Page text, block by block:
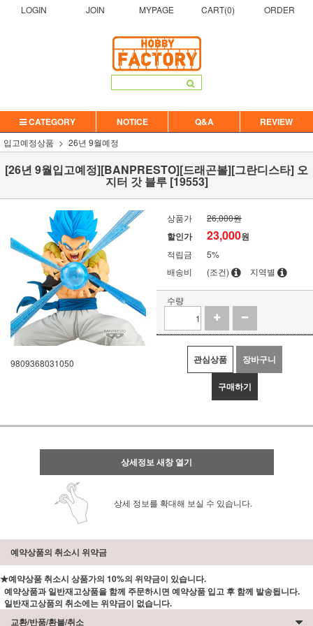
LOGIN JOIN MYPAGE CART(0) ORDER
CATEGORY NOTICE Q&A REVIEW
입고예정상품 26년 9월예정
[26년 9월입고예정][BANPRESTO][드래곤볼][그란디스타] 오
지터 갓 블루 [19553]
9809368031050
상품가 26,000원
할인가 23,000원
적립금
5%
배송비
(조건) 지역별
수량
관심상품 장바구니
구매하기
상세정보 새창 열기
상세 정보를 확대해 보실 수 있습니다.
예약상품의 취소시 위약금
★예약상품 취소시 상품가의 10%의 위약금이 있습니다.
예약상품과 일반재고상품을 함께 주문하시면 예약상품 입고 후 함께 발송됩니다.
일반재고상품의 취소에는 위약금이 없습니다.
교환/반품/환불/취소